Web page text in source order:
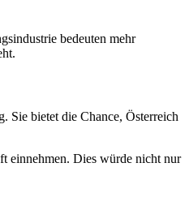
bedeuten mehr
Sie bietet die Chance, Österreich
einnehmen. Dies würde nicht nur